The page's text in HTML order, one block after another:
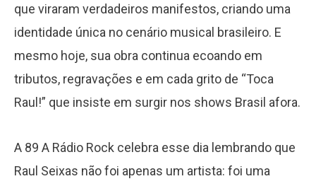
que viraram verdadeiros manifestos, criando uma
identidade única no cenário musical brasileiro. E
mesmo hoje, sua obra continua ecoando em
tributos, regravações e em cada grito de “Toca
Raul!” que insiste em surgir nos shows Brasil afora.
A 89 A Rádio Rock celebra esse dia lembrando que
Raul Seixas não foi apenas um artista: foi uma